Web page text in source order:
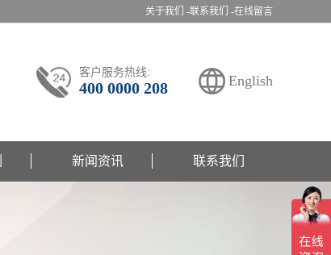
关于我们 -联系我们 -在线留言
English
客户服务热线:
400 0000 208
新闻资讯 联系我们